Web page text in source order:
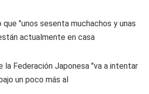
que "unos sesenta muchachos y unas
actualmente en casa
la Federación Japonesa "va a intentar
un poco más al